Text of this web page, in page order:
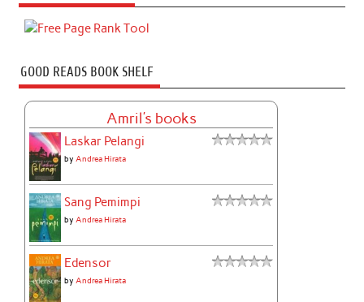
GOOD READS BOOK SHELF
Amril's books
Laskar Pelangi
byAndrea Hirata
Sang Pemimpi
byAndrea Hirata
Edensor
byAndrea Hirata